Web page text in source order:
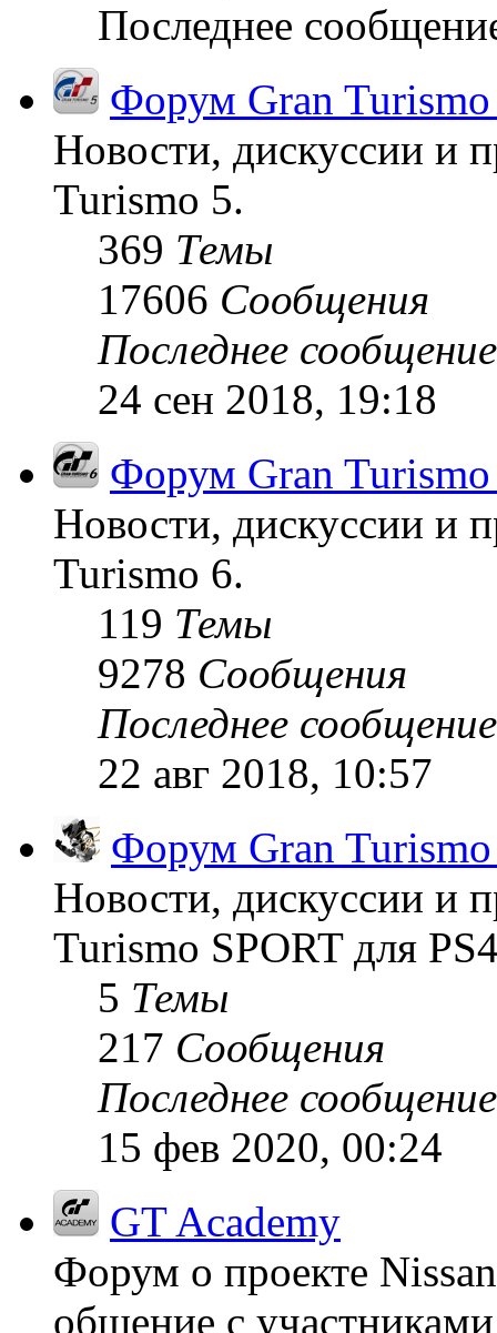
Последнее
Форум Gran
Новости, дискуссии и
Turismo 5.
369 Темы
17606 Сообщения
Последнее сообщение
24 сен 2018, 19:18
Форум Gran
Новости, дискуссии и
Turismo 6.
119 Темы
9278 Сообщения
Последнее сообщение
22 авг 2018, 10:57
Форум Gran Turismo
Новости, дискуссии и
Turismo SPORT для
5 Темы
217 Сообщения
Последнее сообщение
15 фев 2020, 00:24
GT Academy
Форум о проекте
общение с